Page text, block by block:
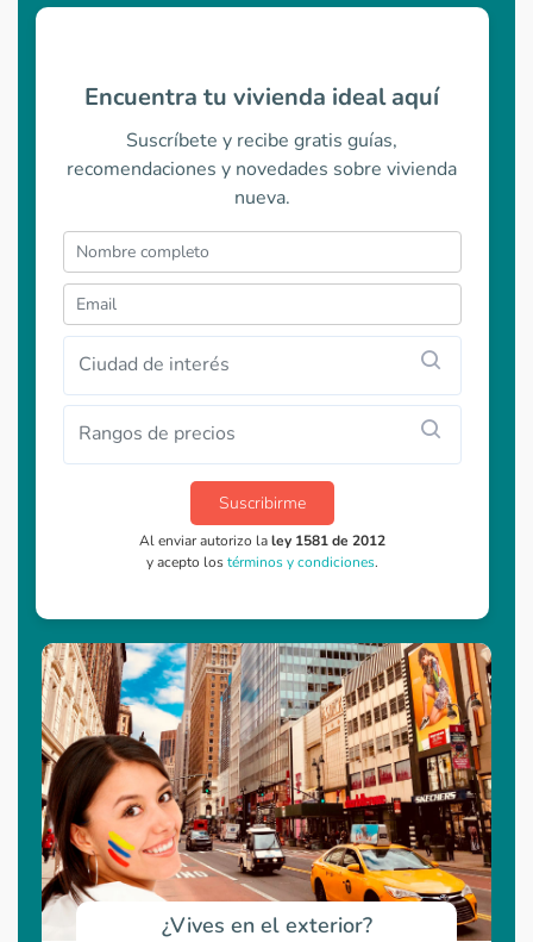
Encuentra tu vivienda ideal aquí
Suscríbete y recibe gratis guías,
recomendaciones y novedades sobre vivienda
nueva.
Ciudad de interés
Rangos de precios
Suscribirme
Al enviar autorizo laley 1581 de 2012
y acepto lostérminos y condiciones.
¿Vives en el exterior?